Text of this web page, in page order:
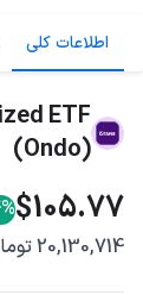
اطلاعات کلی
ETF
(Ondo)
$105.77
20,130,714 تومان